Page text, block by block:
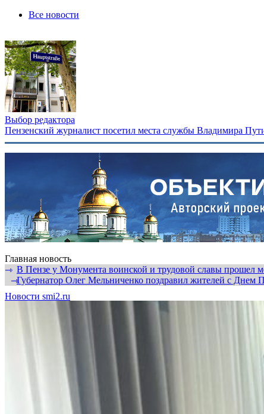
Все новости
Выбор редактора
Пензенский журналист посетил места службы Владимира
Главная новость
⇾ В Пензе у Монумента воинской и трудовой славы прошел
⇾Губернатор Олег Мельниченко поздравил жителей с Днем
Новости smi2.ru